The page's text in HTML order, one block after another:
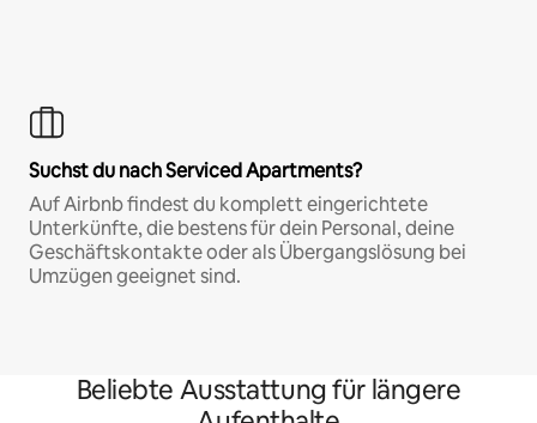
Suchst du nach Serviced Apartments?
Auf Airbnb findest du komplett eingerichtete
Unterkünfte, die bestens für dein Personal, deine
Geschäftskontakte oder als Übergangslösung bei
Umzügen geeignet sind.
Beliebte Ausstattung für längere